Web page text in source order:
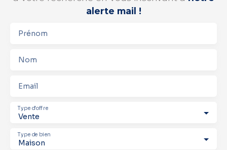
alerte mail !
Prénom
Nom
Email
Vente
Type d'offre
Maison
Type de bien